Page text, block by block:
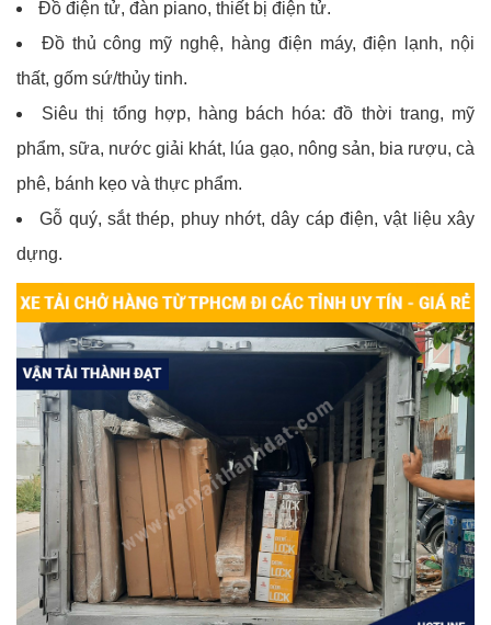
Đồ điện tử, đàn piano, thiết bị điện tử.
Đồ thủ công mỹ nghệ, hàng điện máy, điện lạnh, nội
thất, gốm sứ/thủy tinh.
Siêu thị tổng hợp, hàng bách hóa: đồ thời trang, mỹ
phẩm, sữa, nước giải khát, lúa gạo, nông sản, bia rượu, cà
phê, bánh kẹo và thực phẩm.
Gỗ quý, sắt thép, phuy nhớt, dây cáp điện, vật liệu xây
dựng.